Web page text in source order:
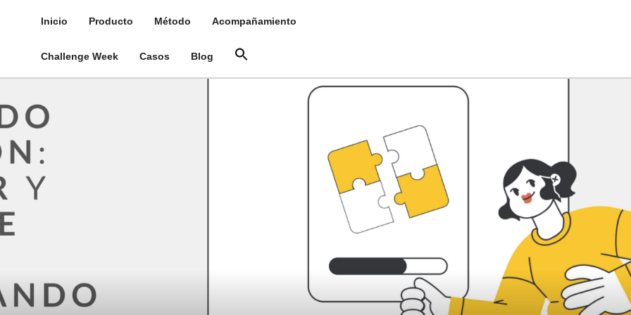
Inicio Producto Método Acompañamiento
Challenge Week Casos Blog